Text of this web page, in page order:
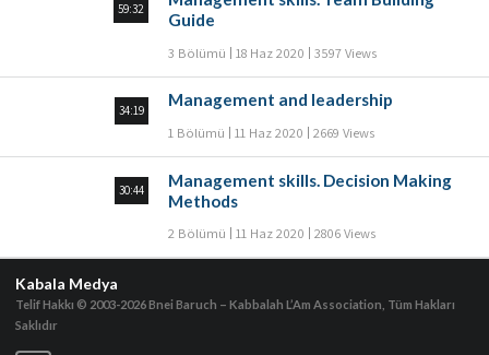
59:32
Guide
3 Bölümü 18 Haz 2020 3597 Views
34:19
Management and leadership
1 Bölümü 11 Haz 2020 2669 Views
30:44
Management skills. Decision Making
Methods
2 Bölümü 11 Haz 2020 2806 Views
Kabala Medya
Telif Hakkı © 2003-2026Bnei Baruch – Kabbalah L’Am Association, Tüm Hakları
Saklıdır